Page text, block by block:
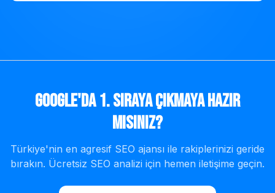
Google'da 1. Sıraya Çıkmaya Hazır
mısınız?
Türkiye'nin en agresif SEO ajansı ile rakiplerinizi geride
bırakın. Ücretsiz SEO analizi için hemen iletişime geçin.